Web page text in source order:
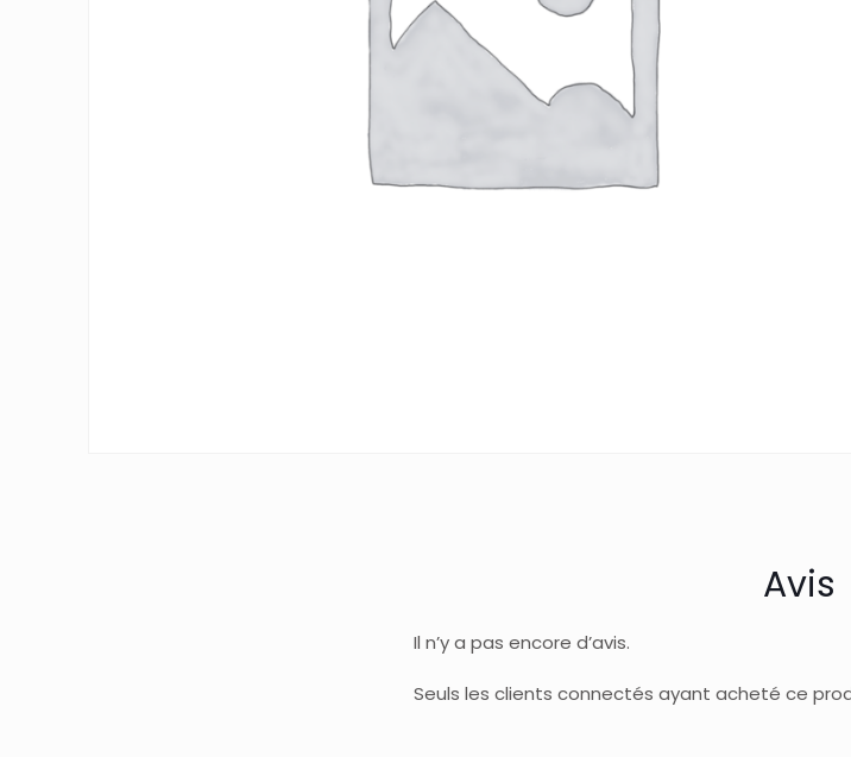
Avis
Il n’y a pas encore d’avis.
Seuls les clients connectés ayant acheté ce